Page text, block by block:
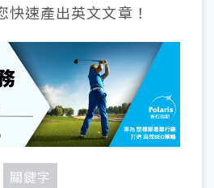
快速產出英文文章！
關鍵字